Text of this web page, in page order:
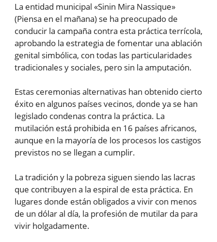
La entidad municipal «Sinin Mira Nassique»
(Piensa en el mañana) se ha preocupado de
conducir la campaña contra esta práctica terrícola,
aprobando la estrategia de fomentar una ablación
genital simbólica, con todas las particularidades
tradicionales y sociales, pero sin la amputación.
Estas ceremonias alternativas han obtenido cierto
éxito en algunos países vecinos, donde ya se han
legislado condenas contra la práctica. La
mutilación está prohibida en 16 países africanos,
aunque en la mayoría de los procesos los castigos
previstos no se llegan a cumplir.
La tradición y la pobreza siguen siendo las lacras
que contribuyen a la espiral de esta práctica. En
lugares donde están obligados a vivir con menos
de un dólar al día, la profesión de mutilar da para
vivir holgadamente.